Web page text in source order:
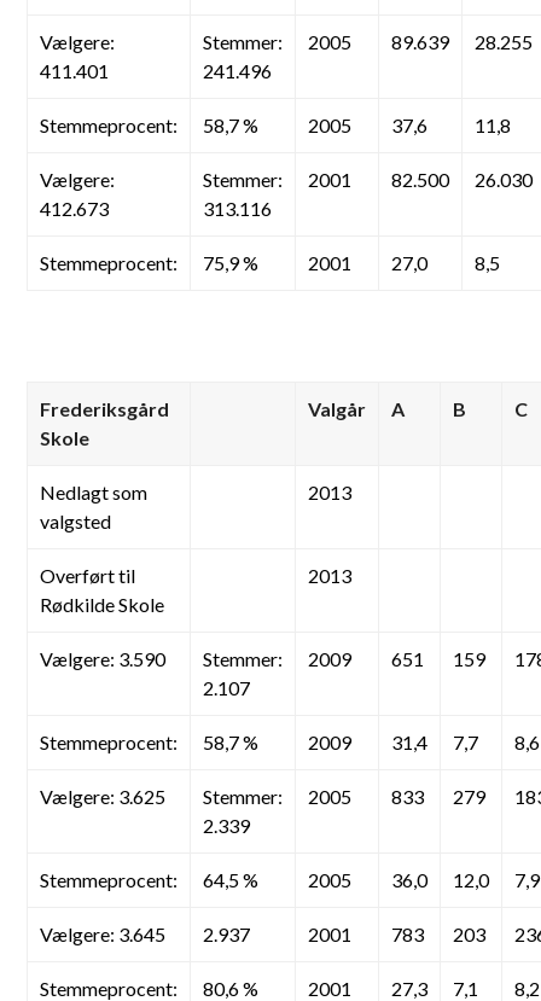
Vælgere:
411.401
Stemmer:
241.496
2005 89.639 28.255
Stemmeprocent: 58,7 % 2005 37,6 11,8
Vælgere:
412.673
Stemmer:
313.116
2001 82.500 26.030
Stemmeprocent: 75,9 % 2001 27,0 8,5
Frederiksgård
Skole
Valgår A B C
Nedlagt som
valgsted
2013
Overført til
Rødkilde Skole
2013
Vælgere: 3.590
Stemmer:
2.107
2009 651 159
Stemmeprocent: 58,7 % 2009 31,4 7,7 8,6
Vælgere: 3.625
Stemmer:
2.339
2005 833 279
Stemmeprocent: 64,5 % 2005 36,0 12,0 7,9
Vælgere: 3.645 2.937 2001 783 203
Stemmeprocent: 80,6 % 2001 27,3 7,1 8,2